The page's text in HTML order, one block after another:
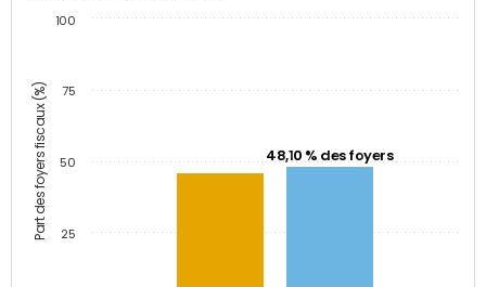
Part des foyers fiscaux (%) 48,10 % des foyers
25
50
75
100